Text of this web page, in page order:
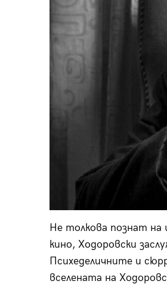
Не толкова познат
кино, Ходоровски
Психеделичните и
вселената на